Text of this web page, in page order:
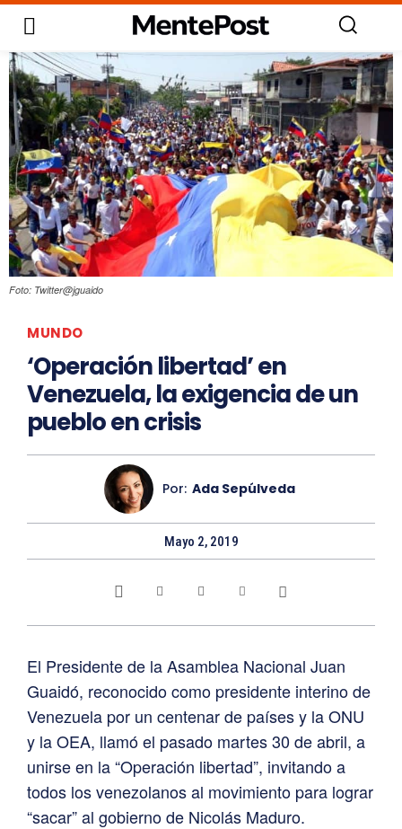
Foto: Twitter@jguaido
MUNDO
‘Operación libertad’ en
Venezuela, la exigencia de un
pueblo en crisis
Por: Ada Sepúlveda
Mayo 2, 2019
El Presidente de la Asamblea Nacional Juan
Guaidó, reconocido como presidente interino de
Venezuela por un centenar de países y la ONU
y la OEA, llamó el pasado martes 30 de abril, a
unirse en la “Operación libertad”, invitando a
todos los venezolanos al movimiento para lograr
“sacar” al gobierno de Nicolás Maduro.